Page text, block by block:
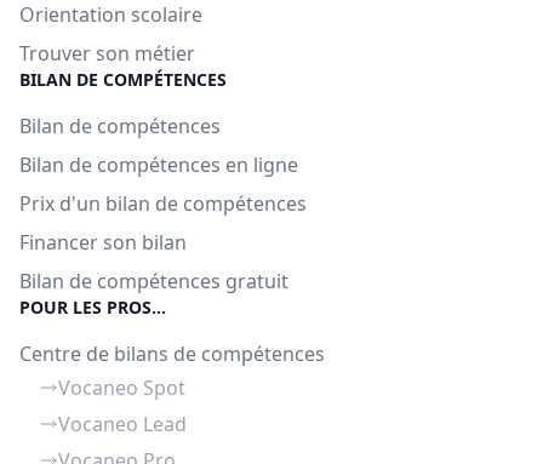
Orientation scolaire
Trouver son métier
BILAN DE COMPÉTENCES
Bilan de compétences
Bilan de compétences en ligne
Prix d'un bilan de compétences
Financer son bilan
Bilan de compétences gratuit
POUR LES PROS...
Centre de bilans de compétences
Vocaneo Spot
Vocaneo Lead